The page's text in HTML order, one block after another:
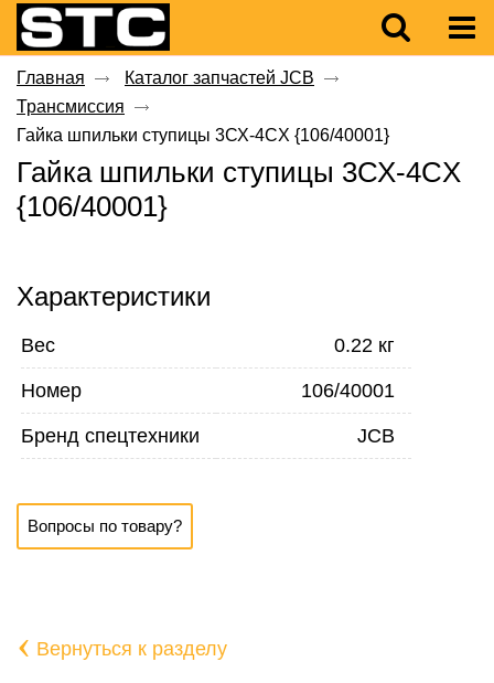
Главная
Каталог запчастей JCB
Трансмиссия
Гайка шпильки ступицы 3СХ-4CX {106/40001}
Гайка шпильки ступицы 3СХ-4CX
{106/40001}
Характеристики
Вес 0.22 кг
Номер 106/40001
Бренд спецтехники JCB
Вопросы по товару?
‹ Вернуться к разделу